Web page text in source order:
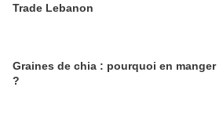
Trade Lebanon
Graines de chia : pourquoi en manger
?